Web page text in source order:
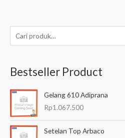
e
c
a
Bestseller Product
Gelang 610 Adiprana
Rp1.067.500
Setelan Top Arbaco